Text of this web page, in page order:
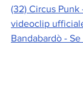
(32) Circus Punk
videoclip
Bandabardò -